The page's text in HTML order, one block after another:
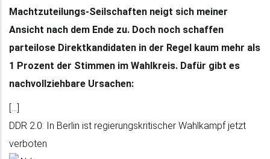
Machtzuteilungs-Seilschaften neigt sich meiner
Ansicht nach dem Ende zu. Doch noch schaffen
parteilose Direktkandidaten in der Regel kaum mehr als
1 Prozent der Stimmen im Wahlkreis. Dafür gibt es
nachvollziehbare Ursachen:
[...]
DDR 2.0: In Berlin ist regierungskritischer Wahlkampf jetzt
verboten